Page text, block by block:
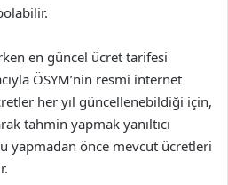
en güncel ücret tarifesi
ÖSYM’nin resmi internet
her yıl güncellenebildiği için,
tahmin yapmak yanıltıcı
yapmadan önce mevcut ücretleri